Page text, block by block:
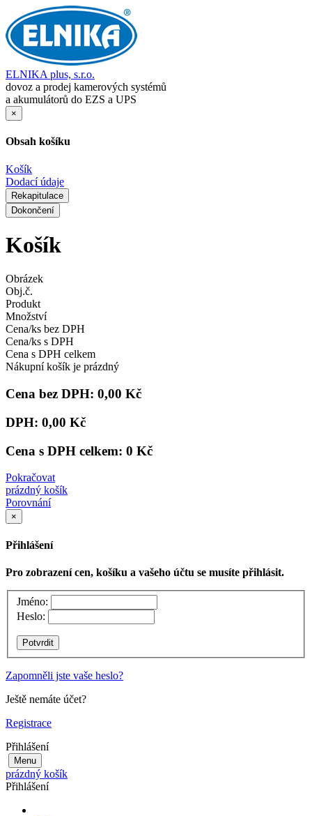
ELNIKA plus, s.r.o.
dovoz a prodej kamerových systémů
a akumulátorů do EZS a UPS
×
Obsah košíku
Košík
Dodací údaje
Rekapitulace
Dokončení
Košík
Obrázek
Obj.č.
Produkt
Množství
Cena/ks bez DPH
Cena/ks s DPH
Cena s DPH celkem
Nákupní košík je prázdný
Cena bez DPH: 0,00 Kč
DPH: 0,00 Kč
Cena s DPH celkem: 0 Kč
Pokračovat
prázdný košík
Porovnání
×
Přihlášení
Pro zobrazení cen, košíku a vašeho účtu se musíte přihlásit.
Jméno:
Heslo:
Zapomněli jste vaše heslo?
Ještě nemáte účet?
Registrace
Přihlášení
Menu
prázdný košík
Přihlášení